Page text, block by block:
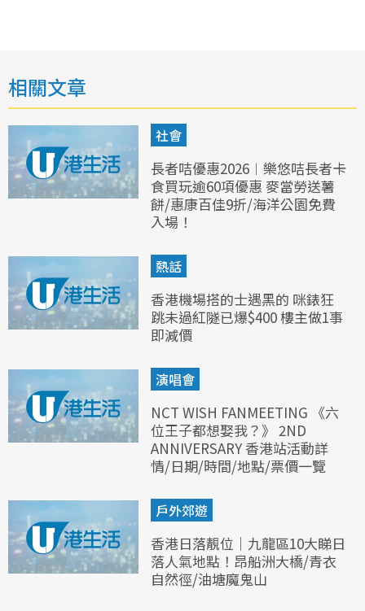
相關文章
社會
長者咭優惠2026︱樂悠咭長者卡
食買玩逾60項優惠 麥當勞送薯
餅/惠康百佳9折/海洋公園免費
入場！
熱話
香港機場搭的士遇黑的 咪錶狂
跳未過紅隧已爆$400 樓主做1事
即減價
演唱會
NCT WISH FANMEETING 《六
位王子都想娶我？》 2ND
ANNIVERSARY 香港站活動詳
情/日期/時間/地點/票價一覽
戶外郊遊
香港日落靚位｜九龍區10大睇日
落人氣地點！昂船洲大橋/青衣
自然徑/油塘魔鬼山